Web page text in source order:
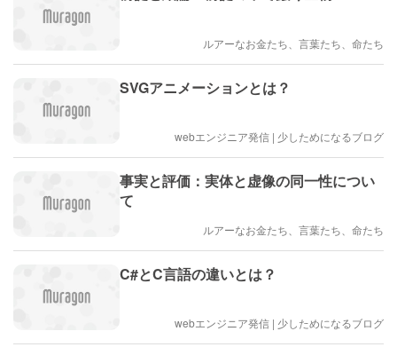
ルアーなお金たち、言葉たち、命たち
SVGアニメーションとは？
webエンジニア発信 | 少しためになるブログ
事実と評価：実体と虚像の同一性につい
て
ルアーなお金たち、言葉たち、命たち
C#とC言語の違いとは？
webエンジニア発信 | 少しためになるブログ